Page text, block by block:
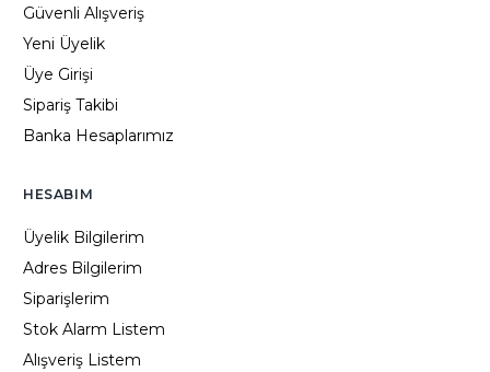
Güvenli Alışveriş
Yeni Üyelik
Üye Girişi
Sipariş Takibi
Banka Hesaplarımız
HESABIM
Üyelik Bilgilerim
Adres Bilgilerim
Siparişlerim
Stok Alarm Listem
Alışveriş Listem